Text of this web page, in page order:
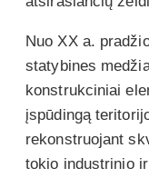
Nuo XX a.
statybines
konstrukciniai
įspūdingą
rekonstruojant
tokio industrinio